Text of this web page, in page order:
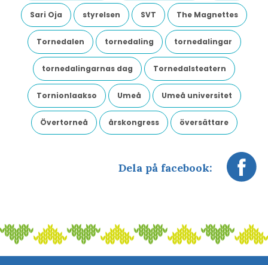
Sari Oja styrelsen SVT The Magnettes
Tornedalen tornedaling tornedalingar
tornedalingarnas dag Tornedalsteatern
Tornionlaakso Umeå Umeå universitet
Övertorneå årskongress översättare
Dela på facebook: